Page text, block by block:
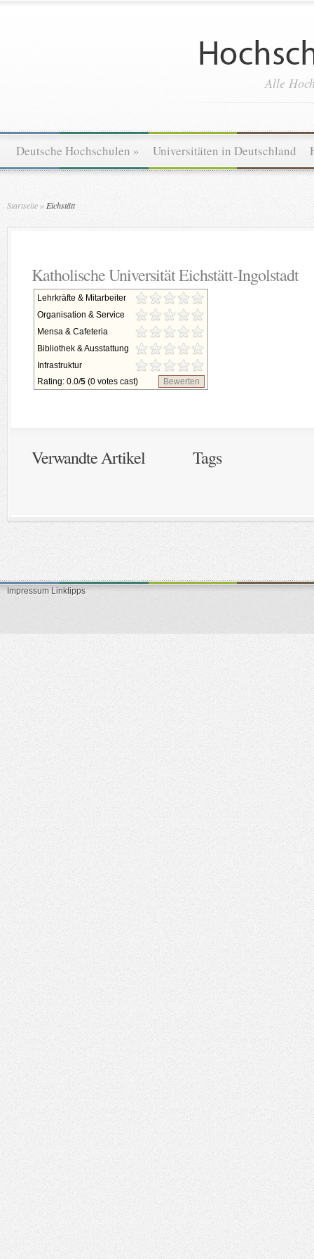
Alle
Deutsche Hochschulen » Universitäten in Deutschland
Startseite » Eichstätt
Katholische Universität Eichstätt-Ingolstadt
Lehrkräfte & Mitarbeiter
Organisation & Service
Mensa & Cafeteria
Bibliothek & Ausstattung
Infrastruktur
Rating: 0.0/5 (0 votes cast) Bewerten
Verwandte Artikel Tags
Impressum Linktipps